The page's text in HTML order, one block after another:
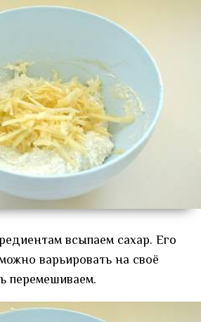
всыпаем сахар. Его
варьировать на своё
перемешиваем.